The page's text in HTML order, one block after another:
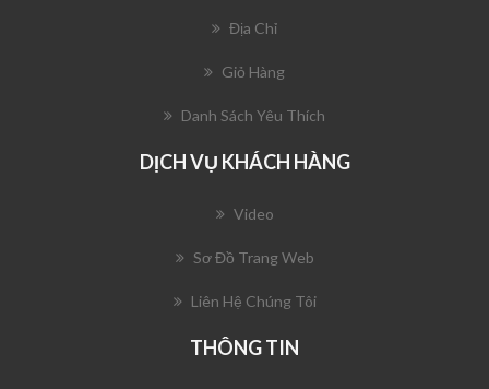
Địa Chỉ
Giỏ Hàng
Danh Sách Yêu Thích
DỊCH VỤ KHÁCH HÀNG
Video
Sơ Đồ Trang Web
Liên Hệ Chúng Tôi
THÔNG TIN